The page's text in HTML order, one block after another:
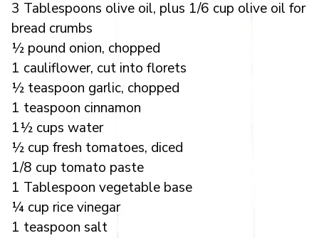
3 Tablespoons olive oil, plus 1/6 cup olive oil for
bread crumbs
½ pound onion, chopped
1 cauliflower, cut into florets
½ teaspoon garlic, chopped
1 teaspoon cinnamon
1½ cups water
½ cup fresh tomatoes, diced
1/8 cup tomato paste
1 Tablespoon vegetable base
¼ cup rice vinegar
1 teaspoon salt